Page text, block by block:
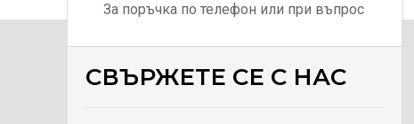
За поръчка по телефон или при въпрос
СВЪРЖЕТЕ СЕ С НАС